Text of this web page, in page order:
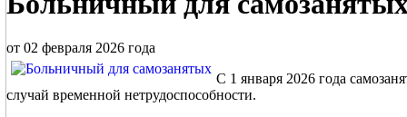
от 02 февраля 2026 года
С 1 января 2026 года
случай временной нетрудоспособности.